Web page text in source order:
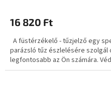
16 820 Ft
A füstérzékelő - tűzjelző egy
parázsló tűz észlelésére szolgál
legfontosabb az Ön számára.